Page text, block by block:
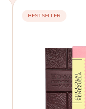
BESTSELLER